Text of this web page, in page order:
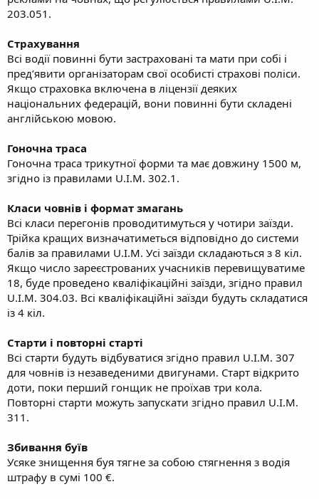
203.051.
Страхування
Всі водії повинні бути застраховані та мати при собі і
пред’явити організаторам свої особисті страхові поліси.
Якщо страховка включена в ліцензії деяких
національних федерацій, вони повинні бути складені
англійською мовою.
Гоночна траса
Гоночна траса трикутної форми та має довжину 1500 м,
згідно із правилами U.I.M. 302.1.
Класи човнів і формат змагань
Всі класи перегонів проводитимуться у чотири заїзди.
Трійка кращих визначатиметься відповідно до системи
балів за правилами U.I.M. Усі заїзди складаються з 8 кіл.
Якщо число зареєстрованих учасників перевищуватиме
18, буде проведено кваліфікаційні заїзди, згідно правил
U.I.M. 304.03. Всі кваліфікаційні заїзди будуть складатися
із 4 кіл.
Старти і повторні старті
Всі старти будуть відбуватися згідно правил U.I.M. 307
для човнів із незаведеними двигунами. Старт відкрито
доти, поки перший гонщик не проїхав три кола.
Повторні старти можуть запускати згідно правил U.I.M.
311.
Збивання буїв
Усяке знищення буя тягне за собою стягнення з водія
штрафу в сумі 100 €.